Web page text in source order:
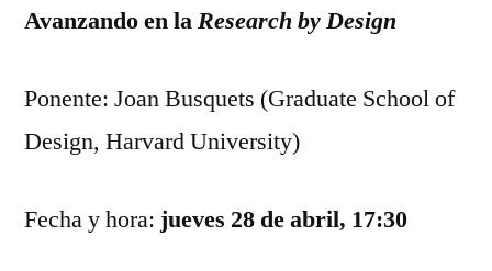
Avanzando en laResearch by Design
Ponente: Joan Busquets (Graduate School of
Design, Harvard University)
Fecha y hora: jueves 28 de abril, 17:30